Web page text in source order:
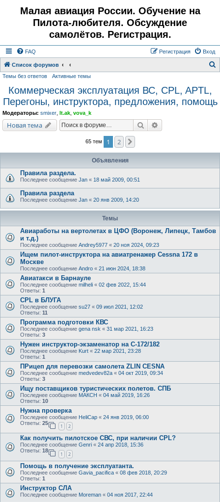
Малая авиация России. Обучение на
Пилота-любителя. Обсуждение
самолётов. Регистрация.
FAQ Вход
Регистрация
Список форумов
Темы без ответов Активные темы
Коммерческая эксплуатация ВС, CPL, APTL,
Перегоны, инструктора, предложения, помощь
Модераторы: smixer lt.ak vova_k
Новая тема Поиск
65 тем 1 2
Объявления
Правила раздела.
Последнее сообщение Jan « 18 май 2009, 00:51
Правила раздела
Последнее сообщение Jan « 20 янв 2009, 14:20
Темы
Авиаработы на вертолетах в ЦФО (Воронеж, Липецк, Тамбов
и т.д.)
Последнее сообщение Andrey5977 « 20 ноя 2024, 09:23
Ищем пилот-инструктора на авиатренажер Cessna 172 в
Москве
Последнее сообщение Andro « 21 июн 2024, 18:38
Авиатакси в Барнауле
Последнее сообщение milheli « 02 фев 2022, 15:44
Ответы: 1
CPL в БЛУГА
Последнее сообщение su27 « 09 июл 2021, 12:02
Ответы: 11
Программа подготовки КВС
Последнее сообщение gena nsk « 31 мар 2021, 16:23
Ответы: 3
Нужен инструктор-экзаменатор на С-172/182
Последнее сообщение Kurt « 22 мар 2021, 23:28
Ответы: 1
ПРицеп для перевозки самолета ZLIN CESNA
Последнее сообщение medvedev82a « 04 окт 2019, 09:34
Ответы: 3
Ищу поставщиков туристических полетов. СПБ
Последнее сообщение МАКСН « 04 май 2019, 16:26
Ответы: 10
Нужна проверка
Последнее сообщение HeliCap « 24 янв 2019, 06:00
Ответы: 25
1 2
Как получить пилотское СВС, при наличии CPL?
Последнее сообщение Genri « 24 апр 2018, 15:36
Ответы: 18
1 2
Помощь в получение эксплуатанта.
Последнее сообщение Gavia_pacifica « 08 фев 2018, 20:29
Ответы: 1
Инструктор СЛА
Последнее сообщение Moreman « 04 ноя 2017, 22:44